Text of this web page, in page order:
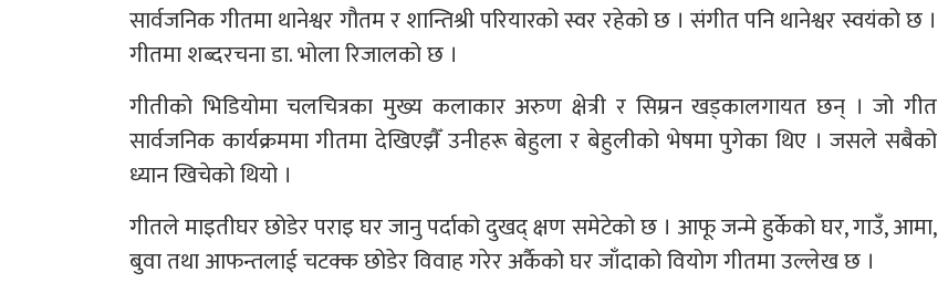
सार्वजनिक गीतमा थानेश्वर गौतम र शान्तिश्री परियारको स्वर रहेको छ । संगीत पनि थानेश्वर स्वयंको छ ।
गीतमा शब्दरचना डा. भोला रिजालको छ ।
गीतीको भिडियोमा चलचित्रका मुख्य कलाकार अरुण क्षेत्री र सिम्रन खड्कालगायत छन् । जो गीत
सार्वजनिक कार्यक्रममा गीतमा देखिएझैँ उनीहरू बेहुला र बेहुलीको भेषमा पुगेका थिए । जसले सबैको
ध्यान खिचेको थियो ।
गीतले माइतीघर छोडेर पराइ घर जानु पर्दाको दुखद् क्षण समेटेको छ । आफू जन्मे हुर्केको घर, गाउँ, आमा,
बुवा तथा आफन्तलाई चटक्क छोडेर विवाह गरेर अर्कैको घर जाँदाको वियोग गीतमा उल्लेख छ ।